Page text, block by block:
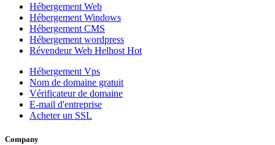
Hébergement Web
Hébergement Windows
Hébergement CMS
Hébergement wordpress
Révendeur Web Helhost Hot
Hébergement Vps
Nom de domaine gratuit
Vérificateur de domaine
E-mail d'entreprise
Acheter un SSL
Company